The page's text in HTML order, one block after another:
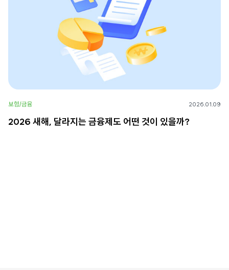
보험/금융 2026.01.09
2026 새해, 달라지는 금융제도 어떤 것이 있을까?